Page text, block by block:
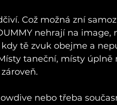
Což možná zní
nehrají na image,
tě zvuk obejme a
taneční, místy úplně
nebo třeba